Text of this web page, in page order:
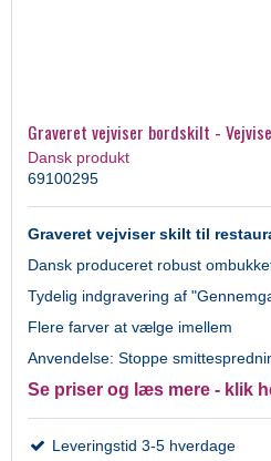
Graveret vejviser bordskilt -
Dansk produkt
69100295
Graveret vejviser skilt til
Dansk produceret robust
Tydelig indgravering af
Flere farver at vælge imellem
Anvendelse: Stoppe
Se priser og læs mere - klik
Leveringstid 3-5 hverdage